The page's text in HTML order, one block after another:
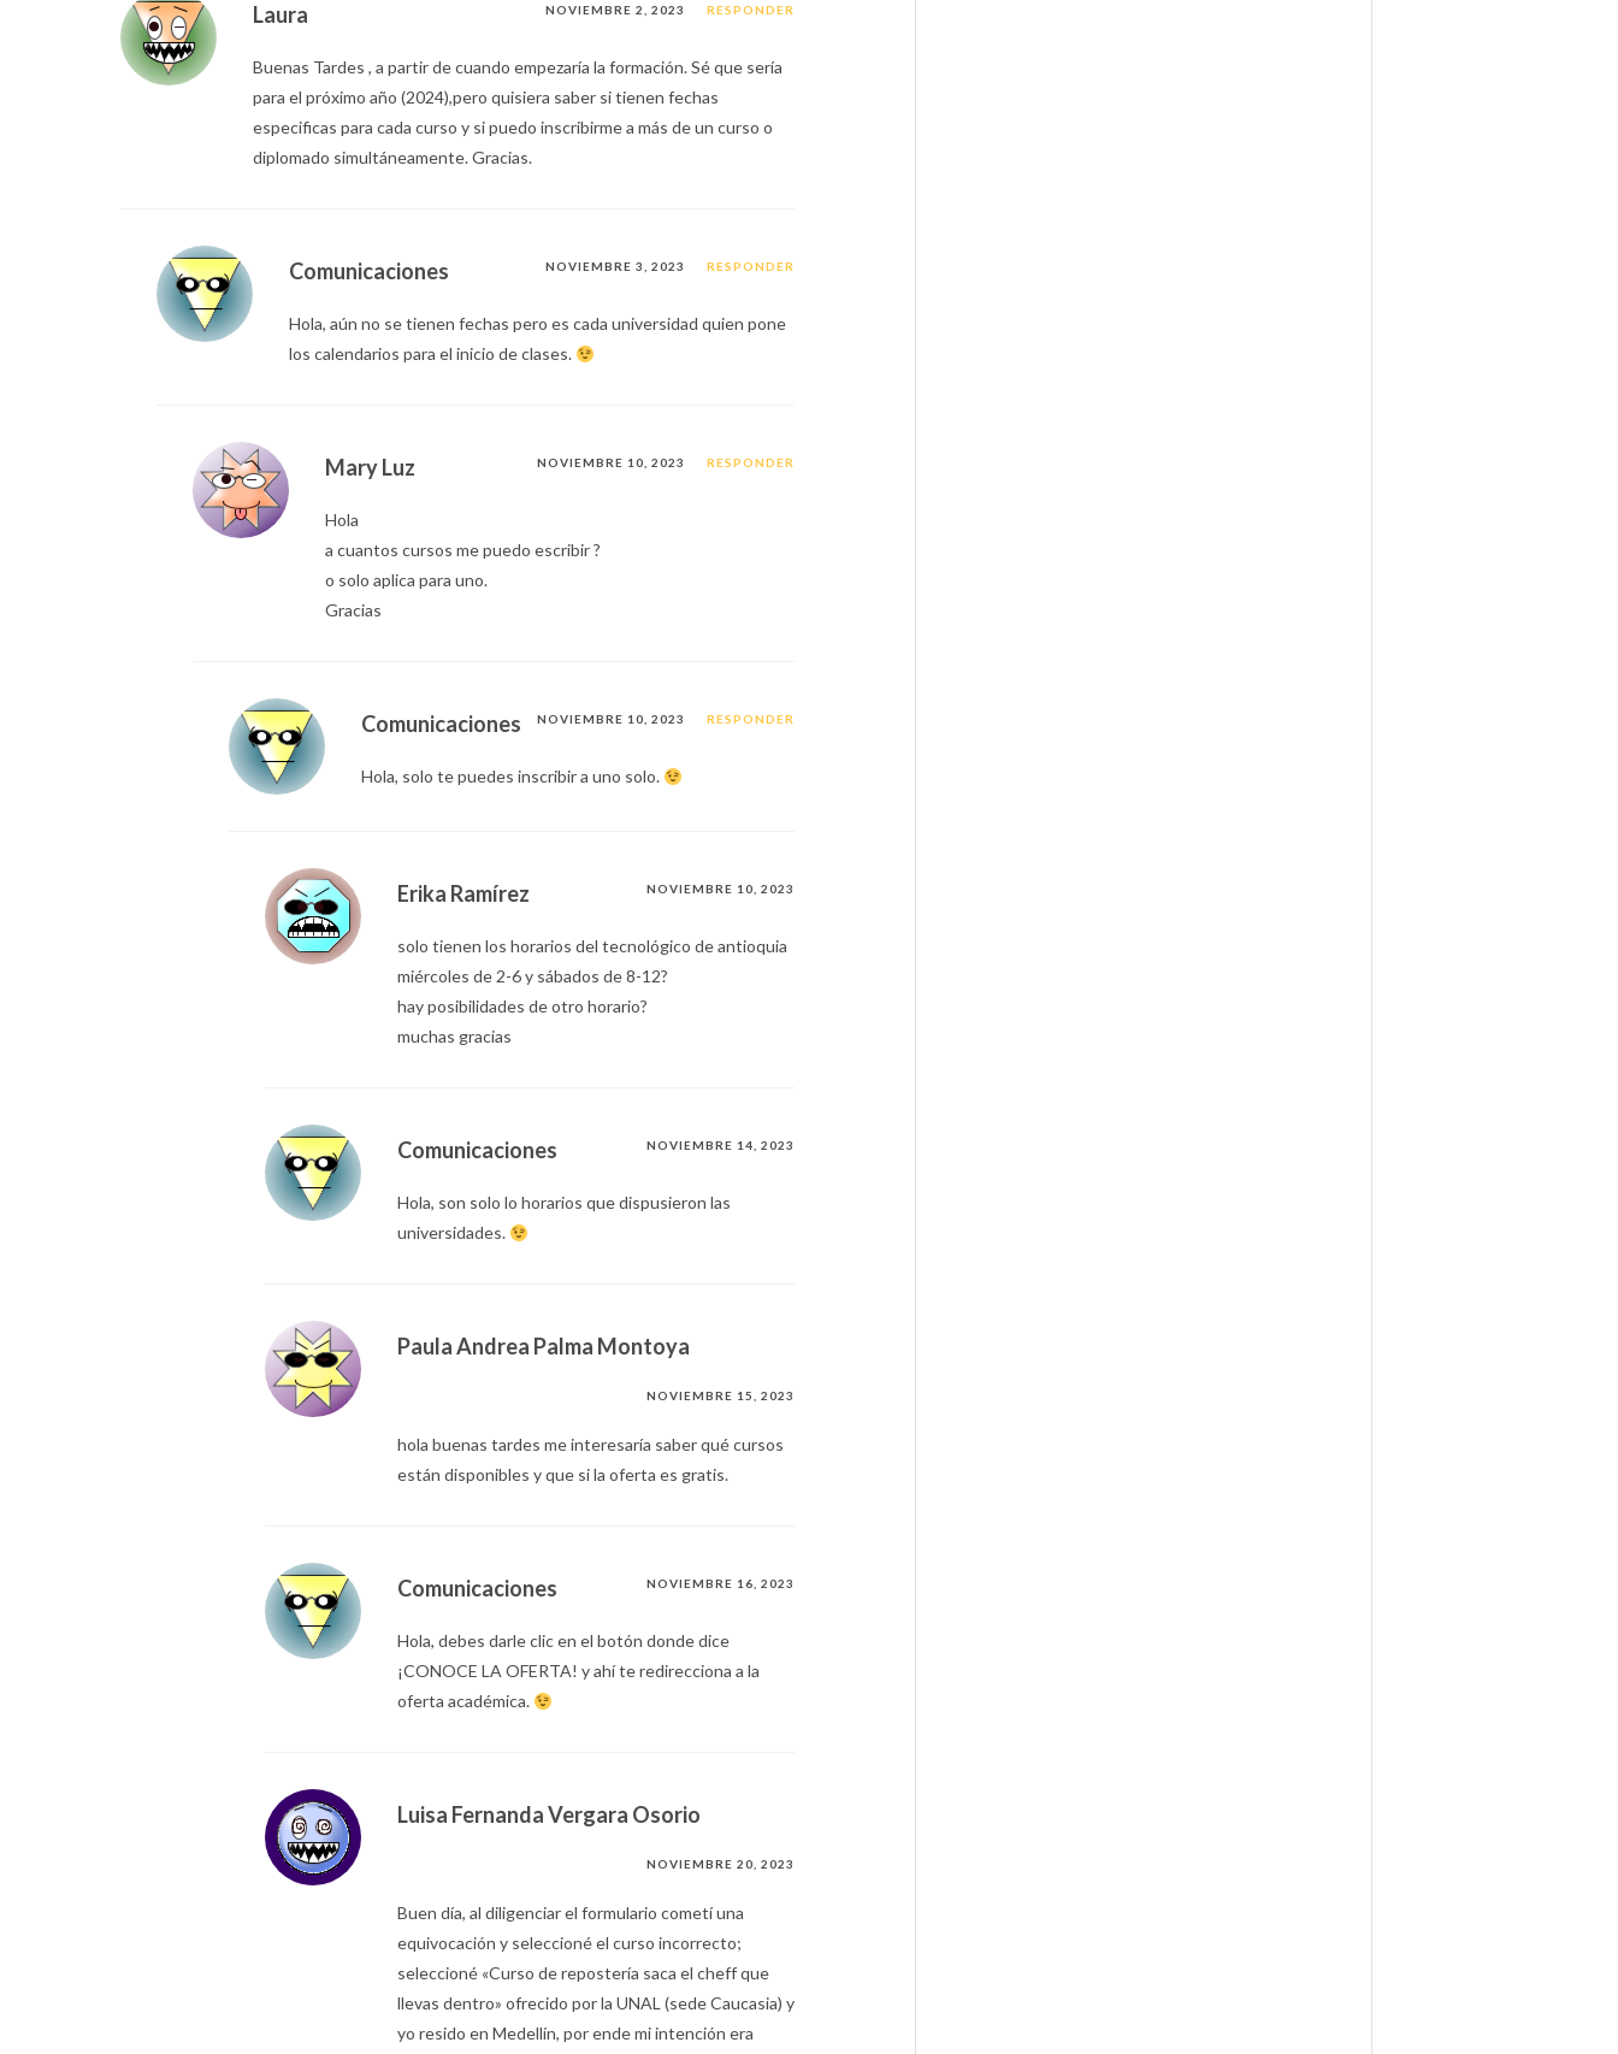
Laura NOVIEMBRE 2, 2023 RESPONDER
Buenas Tardes , a partir de cuando empezaría la formación. Sé que sería
para el próximo año (2024),pero quisiera saber si tienen fechas
especificas para cada curso y si puedo inscribirme a más de un curso o
diplomado simultáneamente. Gracias.
Comunicaciones NOVIEMBRE 3, 2023 RESPONDER
Hola, aún no se tienen fechas pero es cada universidad quien pone
los calendarios para el inicio de clases.
Mary Luz NOVIEMBRE 10, 2023 RESPONDER
Hola
a cuantos cursos me puedo escribir ?
o solo aplica para uno.
Gracias
Comunicaciones NOVIEMBRE 10, 2023 RESPONDER
Hola, solo te puedes inscribir a uno solo.
Erika Ramírez NOVIEMBRE 10, 2023
solo tienen los horarios del tecnológico de antioquia
miércoles de 2-6 y sábados de 8-12?
hay posibilidades de otro horario?
muchas gracias
Comunicaciones NOVIEMBRE 14, 2023
Hola, son solo lo horarios que dispusieron las
universidades.
Paula Andrea Palma Montoya
NOVIEMBRE 15, 2023
hola buenas tardes me interesaría saber qué cursos
están disponibles y que si la oferta es gratis.
Comunicaciones NOVIEMBRE 16, 2023
Hola, debes darle clic en el botón donde dice
¡CONOCE LA OFERTA! y ahí te redirecciona a la
oferta académica.
Luisa Fernanda Vergara Osorio
NOVIEMBRE 20, 2023
Buen día, al diligenciar el formulario cometí una
equivocación y seleccioné el curso incorrecto;
seleccioné «Curso de repostería saca el cheff que
llevas dentro» ofrecido por la UNAL (sede Caucasia) y
yo resido en Medellín, por ende mi intención era